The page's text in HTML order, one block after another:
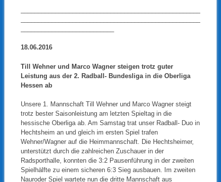
18.06.2016
Till Wehner und Marco Wagner steigen trotz guter
Leistung aus der 2. Radball- Bundesliga in die Oberliga
Hessen ab
Unsere 1. Mannschaft Till Wehner und Marco Wagner steigt
trotz bester Saisonleistung am letzten Spieltag in die
hessische Oberliga ab. Am Samstag trat unser Radball- Duo in
Hechtsheim an und gleich im ersten Spiel trafen
Wehner/Wagner auf die Heimmannschaft. Die Hechtsheimer,
unterstützt durch die zahlreichen Zuschauer in der
Radsporthalle, konnten die 3:2 Pausenführung in der zweiten
Spielhälfte zu einem sicheren 6:3 Sieg ausbauen. Im zweiten
Nauroder Spiel wartete nun die dritte Mannschaft aus